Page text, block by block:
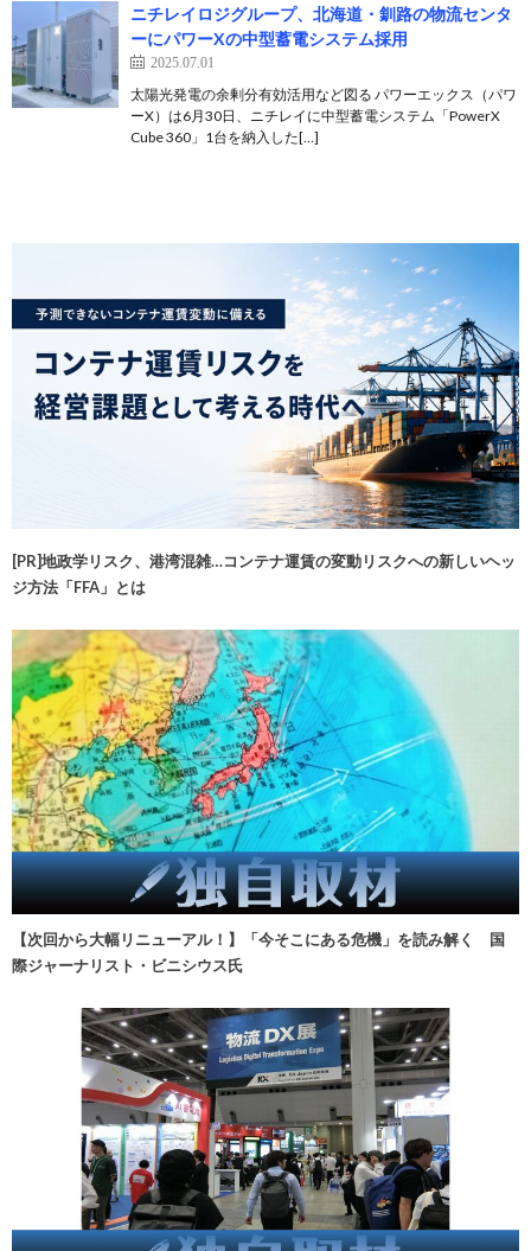
ニチレイロジグループ、北海道・釧路の物流センタ
ーにパワーXの中型蓄電システム採用
2025.07.01
太陽光発電の余剰分有効活用など図る パワーエックス（パワ
ーX）は6月30日、ニチレイに中型蓄電システム「PowerX
Cube 360」1台を納入した[…]
[PR]地政学リスク、港湾混雑…コンテナ運賃の変動リスクへの新しいヘッ
ジ方法「FFA」とは
【次回から大幅リニューアル！】「今そこにある危機」を読み解く 国
際ジャーナリスト・ビニシウス氏